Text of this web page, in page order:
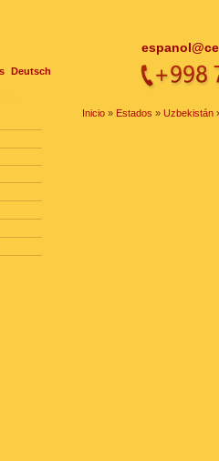
Deutsch
Inicio » Estados » Uzbekistán